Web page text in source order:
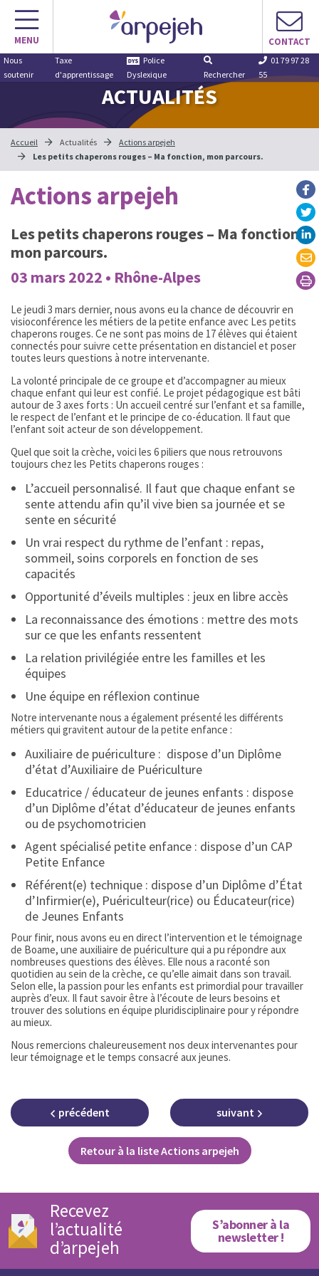
Aller
contenu
MENU CONTACT
Nous
soutenir
Taxe
d'apprentissage
Police
Dyslexique
Rechercher
01 79 97 28
55
ACTUALITÉS
Accueil Actualités
Actions arpejeh
Les petits chaperons rouges – Ma fonction, mon parcours.
Actions arpejeh
Les petits chaperons rouges – Ma fonction,
mon parcours.
03 mars 2022 • Rhône-Alpes
Le jeudi 3 mars dernier, nous avons eu la chance de découvrir en
visioconférence les métiers de la petite enfance avec Les petits
chaperons rouges. Ce ne sont pas moins de 17 élèves qui étaient
connectés pour suivre cette présentation en distanciel et poser
toutes leurs questions à notre intervenante.
La volonté principale de ce groupe et d’accompagner au mieux
chaque enfant qui leur est confié. Le projet pédagogique est bâti
autour de 3 axes forts : Un accueil centré sur l’enfant et sa famille,
le respect de l’enfant et le principe de co-éducation. Il faut que
l’enfant soit acteur de son développement.
Quel que soit la crèche, voici les 6 piliers que nous retrouvons
toujours chez les Petits chaperons rouges :
L’accueil personnalisé. Il faut que chaque enfant se
sente attendu afin qu’il vive bien sa journée et se
sente en sécurité
Un vrai respect du rythme de l’enfant : repas,
sommeil, soins corporels en fonction de ses
capacités
Opportunité d’éveils multiples : jeux en libre accès
La reconnaissance des émotions : mettre des mots
sur ce que les enfants ressentent
La relation privilégiée entre les familles et les
équipes
Une équipe en réflexion continue
Notre intervenante nous a également présenté les différents
métiers qui gravitent autour de la petite enfance :
Auxiliaire de puériculture : dispose d’un Diplôme
d’état d’Auxiliaire de Puériculture
Educatrice / éducateur de jeunes enfants : dispose
d’un Diplôme d’état d’éducateur de jeunes enfants
ou de psychomotricien
Agent spécialisé petite enfance : dispose d’un CAP
Petite Enfance
Référent(e) technique : dispose d’un Diplôme d’État
d’Infirmier(e), Puériculteur(rice) ou Éducateur(rice)
de Jeunes Enfants
Pour finir, nous avons eu en direct l’intervention et le témoignage
de Boame, une auxiliaire de puériculture qui a pu répondre aux
nombreuses questions des élèves. Elle nous a raconté son
quotidien au sein de la crèche, ce qu’elle aimait dans son travail.
Selon elle, la passion pour les enfants est primordial pour travailler
auprès d’eux. Il faut savoir être à l’écoute de leurs besoins et
trouver des solutions en équipe pluridisciplinaire pour y répondre
au mieux.
Nous remercions chaleureusement nos deux intervenantes pour
leur témoignage et le temps consacré aux jeunes.
précédent
Retour à la liste Actions arpejeh
suivant
Recevez
l’actualité
d’arpejeh
S’abonner à la
newsletter !